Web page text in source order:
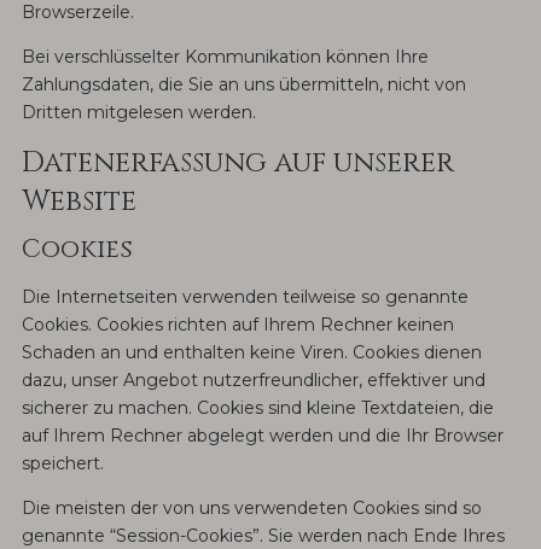
Browserzeile.
Bei verschlüsselter Kommunikation können Ihre
Zahlungsdaten, die Sie an uns übermitteln, nicht von
Dritten mitgelesen werden.
Datenerfassung auf unserer
Website
Cookies
Die Internetseiten verwenden teilweise so genannte
Cookies. Cookies richten auf Ihrem Rechner keinen
Schaden an und enthalten keine Viren. Cookies dienen
dazu, unser Angebot nutzerfreundlicher, effektiver und
sicherer zu machen. Cookies sind kleine Textdateien, die
auf Ihrem Rechner abgelegt werden und die Ihr Browser
speichert.
Die meisten der von uns verwendeten Cookies sind so
genannte “Session-Cookies”. Sie werden nach Ende Ihres